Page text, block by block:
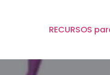
RECURSOS